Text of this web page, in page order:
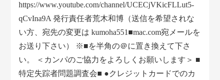
https://www.youtube.com/channel/UCECjVKicFLLut5-
qCvIna9A 発行責任者荒木和博（送信を希望されな
い方、宛先の変更は kumoha551■mac.com宛メールを
お送り下さい） ※■を半角の＠に置き換えて下さ
い。 ＜カンパのご協力をよろしくお願いします＞ ■
特定失踪者問題調査会■ ●クレジットカードでのカ